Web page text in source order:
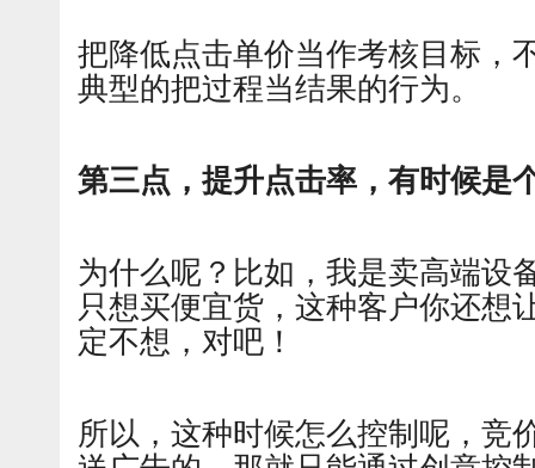
把降低点击单价当作考核目标，
典型的把过程当结果的行为。
第三点，提升点击率，有时候是
为什么呢？比如，我是卖高端设
只想买便宜货，这种客户你还想
定不想，对吧！
所以，这种时候怎么控制呢，竞